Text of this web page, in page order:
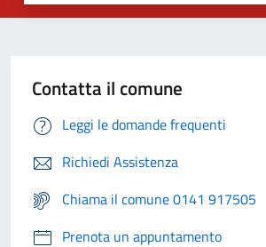
Contatta il comune
Leggi le domande frequenti
Richiedi Assistenza
Chiama il comune 0141 917505
Prenota un appuntamento